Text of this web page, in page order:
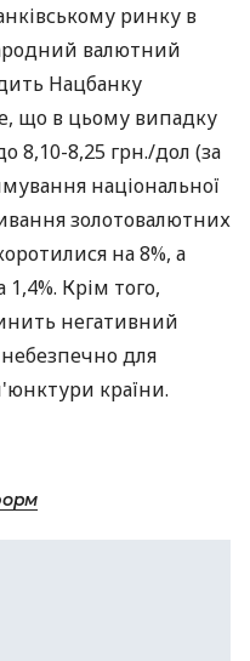
ринку в
валютний
Нацбанку
що в цьому випадку
8,10-8,25 грн./дол (за
національної
золотовалютних
на 8%, а
1,4%. Крім того,
негативний
для
країни.